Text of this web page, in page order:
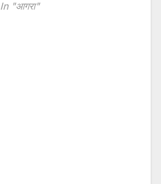
In "आगरा"